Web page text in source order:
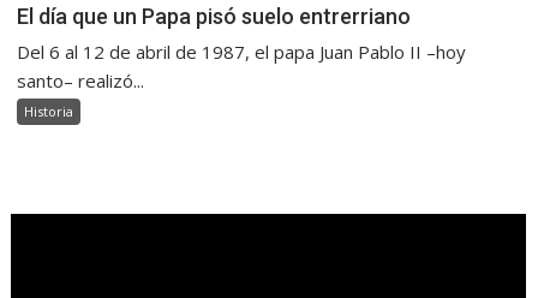
El día que un Papa pisó suelo entrerriano
Del 6 al 12 de abril de 1987, el papa Juan Pablo II –hoy
santo– realizó...
Historia